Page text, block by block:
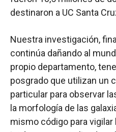
destinaron a UC Santa
Nuestra investigación,
continúa dañando al
propio departamento,
posgrado que utilizan un
particular para observar
la morfología de las
mismo código para